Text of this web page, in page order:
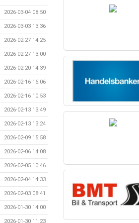
2026-03-04 08:50
2026-03-03 13:36
2026-02-27 14:25
2026-02-27 13:00
2026-02-20 14:39
2026-02-16 16:06
2026-02-16 10:53
2026-02-13 13:49
2026-02-13 13:24
2026-02-09 15:58
2026-02-06 14:08
2026-02-05 10:46
2026-02-04 14:33
2026-02-03 08:41
2026-01-30 14:00
2026-01-30 11:23